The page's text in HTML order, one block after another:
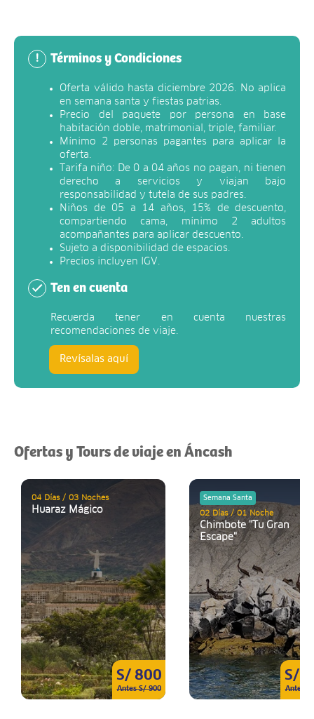
! Términos y Condiciones
Oferta válido hasta diciembre 2026. No aplica
en semana santa y fiestas patrias.
Precio del paquete por persona en base
habitación doble, matrimonial, triple, familiar.
Mínimo 2 personas pagantes para aplicar la
oferta.
Tarifa niño: De 0 a 04 años no pagan, ni tienen
derecho a servicios y viajan bajo
responsabilidad y tutela de sus padres.
Niños de 05 a 14 años, 15% de descuento,
compartiendo cama, mínimo 2 adultos
acompañantes para aplicar descuento.
Sujeto a disponibilidad de espacios.
Precios incluyen IGV.
Ten en cuenta
Recuerda tener en cuenta nuestras
recomendaciones de viaje.
Revísalas aquí
Ofertas y Tours de viaje en Áncash
S/ 800
Antes S/ 900
04 Días / 03 Noches
Huaraz Mágico
S/
Antes
Semana Santa
02 Días / 01 Noche
Chimbote "Tu Gran
Escape"